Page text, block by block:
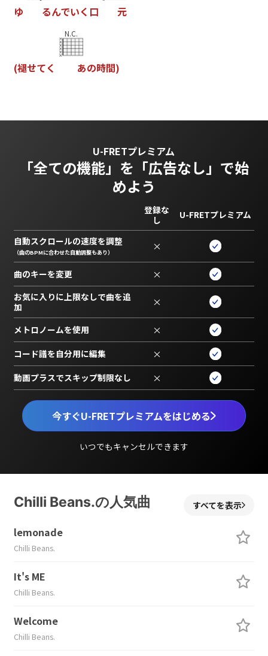
ゆ るんでいく 口 元
(褪せてく
N.C.
あの時間)
U-FRETプレミアム
「全ての機能」を 「広告なし」で始
めよう
今すぐU-FRETプレミアムをはじめる
いつでもキャンセルできます
登録な
し
U-FRETプレミアム
自動スクロールの速度を調整
（曲のBPMに合わせた自動調整もあり） ×
曲のキーを変更 ×
お気に入りに上限なしで曲を追
加
×
メトロノームを使用 ×
コード譜を自分用に編集 ×
動画プラスでスキップ制限なし ×
Chilli Beans.の人気曲 すべてを表示
lemonade
Chilli Beans.
It's ME
Chilli Beans.
Welcome
Chilli Beans.